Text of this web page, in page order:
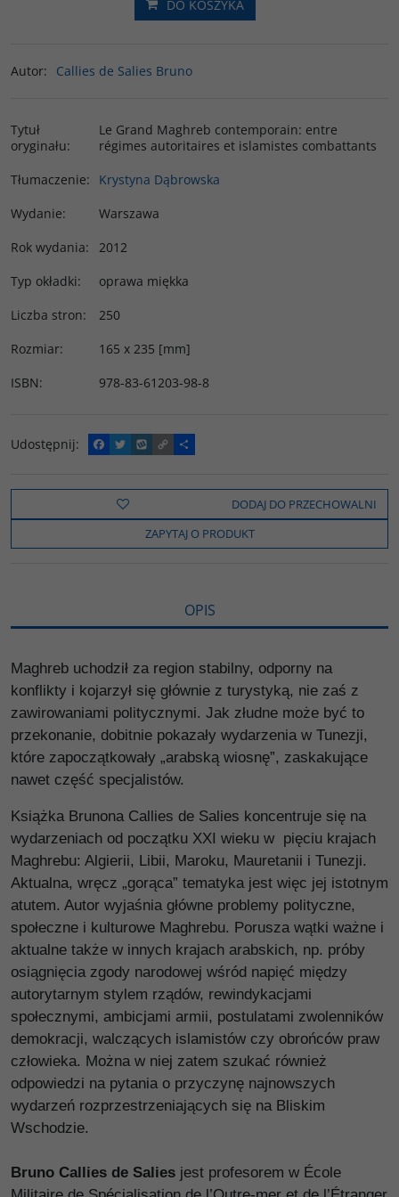
DO KOSZYKA
Autor: Callies de Salies Bruno
Tytuł
oryginału:
Le Grand Maghreb contemporain: entre
régimes autoritaires et islamistes combattants
Tłumaczenie:
Krystyna Dąbrowska
Wydanie:
Warszawa
Rok wydania:
2012
Typ okładki:
oprawa miękka
Liczba stron:
250
Rozmiar:
165 x 235 [mm]
ISBN: 978-83-61203-98-8
Udostępnij:
F
a
e
o
k
T
w
t
t
e
W
y
o
C
o
y
i
n
k
P
o
z
e
l
s
DODAJ DO PRZECHOWALNI
ZAPYTAJ O PRODUKT
OPIS
Maghreb uchodził za region stabilny, odporny na
konflikty i kojarzył się głównie z turystyką, nie zaś z
zawirowaniami politycznymi. Jak złudne może być to
przekonanie, dobitnie pokazały wydarzenia w Tunezji,
które zapoczątkowały „arabską wiosnę”, zaskakujące
nawet część specjalistów.
Książka Brunona Callies de Salies koncentruje się na
wydarzeniach od początku XXI wieku w pięciu krajach
Maghrebu: Algierii, Libii, Maroku, Mauretanii i Tunezji.
Aktualna, wręcz „gorąca” tematyka jest więc jej istotnym
atutem. Autor wyjaśnia główne problemy polityczne,
społeczne i kulturowe Maghrebu. Porusza wątki ważne i
aktualne także w innych krajach arabskich, np. próby
osiągnięcia zgody narodowej wśród napięć między
autorytarnym stylem rządów, rewindykacjami
społecznymi, ambicjami armii, postulatami zwolenników
demokracji, walczących islamistów czy obrońców praw
człowieka. Można w niej zatem szukać również
odpowiedzi na pytania o przyczynę najnowszych
wydarzeń rozprzestrzeniających się na Bliskim
Wschodzie.
Bruno Callies de Salies jest profesorem w École